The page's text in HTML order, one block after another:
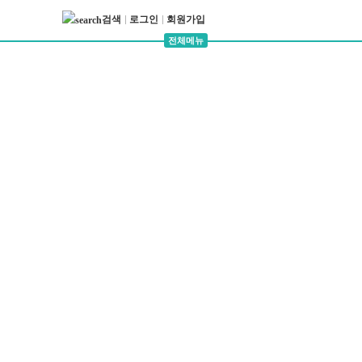
검색 로그인 회원가입
전체메뉴